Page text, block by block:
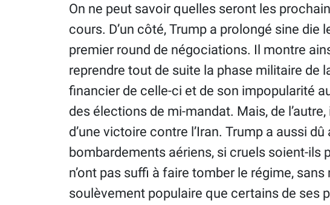
On ne peut savoir quelles seront les
cours. D’un côté, Trump a prolongé sine die
premier round de négociations. Il montre
reprendre tout de suite la phase militaire de
financier de celle-ci et de son impopularité
des élections de mi-mandat. Mais, de
d’une victoire contre l’Iran. Trump a aussi
bombardements aériens, si cruels soient-ils
n’ont pas suffi à faire tomber le régime,
soulèvement populaire que certains de ses